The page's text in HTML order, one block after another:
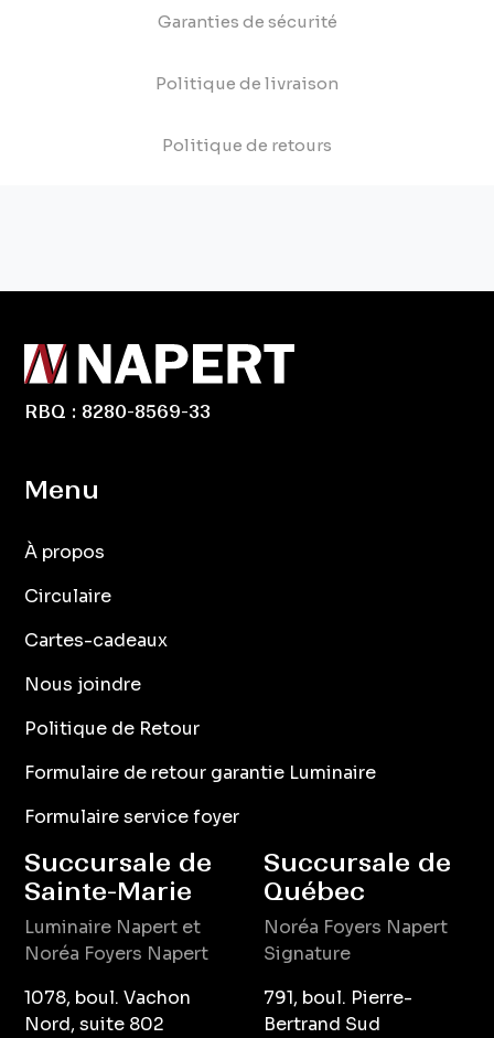
Garanties de sécurité
Politique de livraison
Politique de retours
RBQ : 8280-8569-33
Menu
À propos
Circulaire
Cartes-cadeaux
Nous joindre
Politique de Retour
Formulaire de retour garantie Luminaire
Formulaire service foyer
Succursale de
Sainte-Marie
Luminaire Napert et
Noréa Foyers Napert
1078, boul. Vachon
Nord, suite 802
Succursale de
Québec
Noréa Foyers Napert
Signature
791, boul. Pierre-
Bertrand Sud